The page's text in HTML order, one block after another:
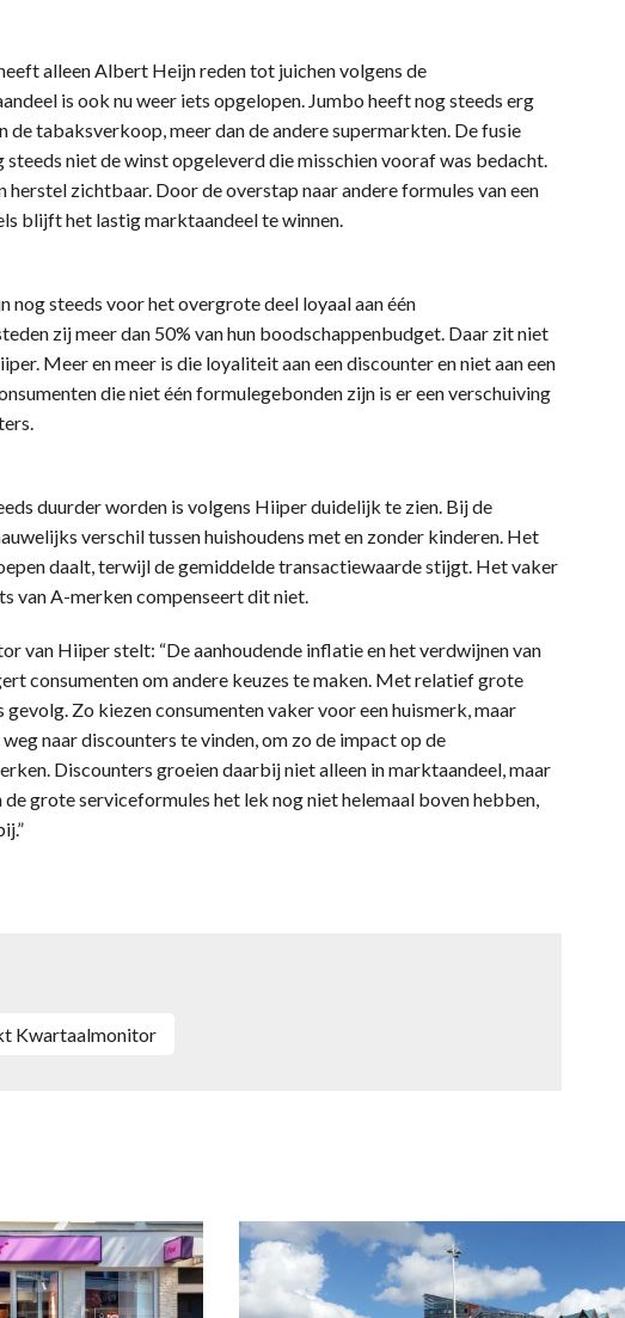
alleen Albert Heijn reden tot juichen volgens de
is ook nu weer iets opgelopen. Jumbo heeft nog steeds erg
de tabaksverkoop, meer dan de andere supermarkten. De fusie
steeds niet de winst opgeleverd die misschien vooraf was bedacht.
herstel zichtbaar. Door de overstap naar andere formules van een
blijft het lastig marktaandeel te winnen.
nog steeds voor het overgrote deel loyaal aan één
zij meer dan 50% van hun boodschappenbudget. Daar zit niet
Meer en meer is die loyaliteit aan een discounter en niet aan een
die niet één formulegebonden zijn is er een verschuiving
duurder worden is volgens Hiiper duidelijk te zien. Bij de
verschil tussen huishoudens met en zonder kinderen. Het
daalt, terwijl de gemiddelde transactiewaarde stijgt. Het vaker
van A-merken compenseert dit niet.
van Hiiper stelt: “De aanhoudende inflatie en het verdwijnen van
consumenten om andere keuzes te maken. Met relatief grote
Zo kiezen consumenten vaker voor een huismerk, maar
naar discounters te vinden, om zo de impact op de
Discounters groeien daarbij niet alleen in marktaandeel, maar
grote serviceformules het lek nog niet helemaal boven hebben,
Kwartaalmonitor